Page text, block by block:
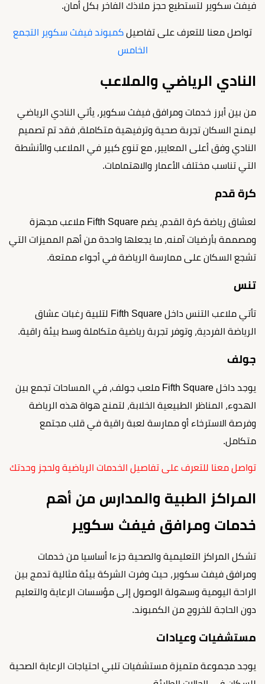
فيفث سكوير لتستطيع حجز ملاذك الفاخر بكل أمان.
تواصل معنا للتعرف على تفاصيل كمبوند فيفث سكوير التجمع
الخامس
النادي الرياضي والملاعب
من بين أبرز خدمات ومرافق فيفث سكوير، يأتي النادي الرياضي
ليمنح السكان تجربة صحية وترفيهية متكاملة، فقد تم تصميم
النادي وفق أعلى المعايير، مع تنوع كبير في الملاعب والأنشطة
التي تناسب مختلف الأعمار والاهتمامات.
كرة قدم
لعشاق رياضة كرة القدم، يضم Fifth Square ملاعب مجهزة
ومصممة بأرضيات آمنه، ما يجعلها واحدة من أهم المميزات التي
تشجع السكان على ممارسة الرياضة في أجواء ممتعة.
تنس
تأتي ملاعب التنس داخل Fifth Square لتلبية رغبات عشاق
الرياضة الفردية، وتوفر تجربة رياضية متكاملة وسط بيئة راقية.
جولف
يوجد داخل Fifth Square ملعب جولف، في المساحات تجمع بين
الهدوء، المناظر الطبيعية الخلابة، لتمنح هواة هذه الرياضة
وفرصة الاسترخاء أو ممارسة لعبة راقية في قلب مجتمع
متكامل.
تواصل معنا للتعرف على تفاصيل الخدمات الرياضية ولحجز وحدتك
المراكز الطبية والمدارس من أهم
خدمات ومرافق فيفث سكوير
تشكل المراكز التعليمية والصحية جزءا أساسيا من خدمات
ومرافق فيفث سكوير، حيث وفرت الشركة بيئة مثالية تدمج بين
الراحة اليومية وسهولة الوصول إلى مؤسسات الرعاية والتعليم
دون الحاجة للخروج من الكمبوند.
مستشفيات وعيادات
يوجد مجموعة متميزة مستشفيات تلبي احتياجات الرعاية الصحية